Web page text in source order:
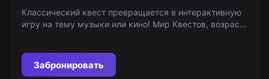
Классический квест превращается в интерактивную
игру на тему музыки или кино! Мир Квестов, возраст
Забронировать